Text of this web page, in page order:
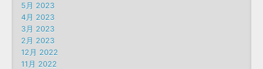
5月 2023
4月 2023
3月 2023
2月 2023
12月 2022
11月 2022